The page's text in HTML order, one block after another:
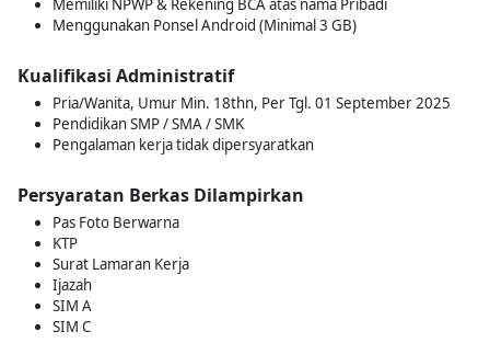
Memiliki NPWP & Rekening BCA atas nama Pribadi
Menggunakan Ponsel Android (Minimal 3 GB)
Kualifikasi Administratif
Pria/Wanita, Umur Min. 18thn, Per Tgl. 01 September 2025
Pendidikan SMP / SMA / SMK
Pengalaman kerja tidak dipersyaratkan
Persyaratan Berkas Dilampirkan
Pas Foto Berwarna
KTP
Surat Lamaran Kerja
Ijazah
SIM A
SIM C